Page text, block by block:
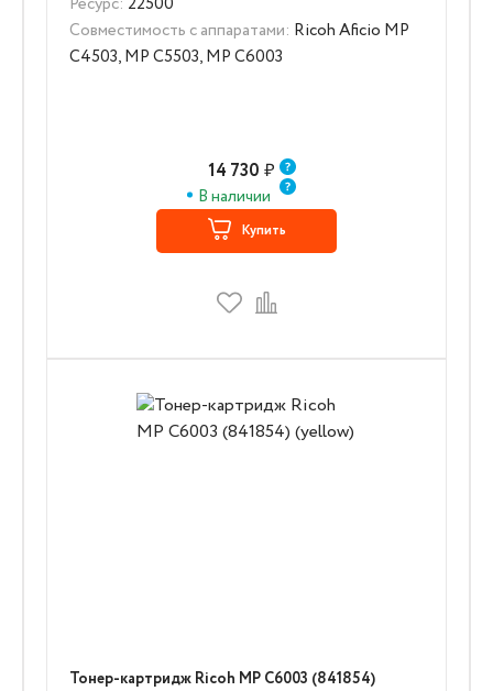
Совместимость с аппаратами: Ricoh Aficio MP
C4503, MP C5503, MP C6003
14 730 ₽
В наличии
Купить
Тонер-картридж Ricoh MP C6003 (841854)